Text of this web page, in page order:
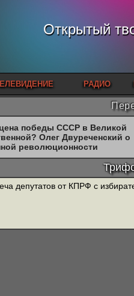
Открытый
РАДИО
победы СССР в Великой
Олег Двуреченский о
революционности
депутатов от КПРФ с